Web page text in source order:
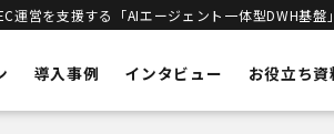
運営を支援する「AIエージェント一体型DWH基盤
導入事例 インタビュー お役立ち資